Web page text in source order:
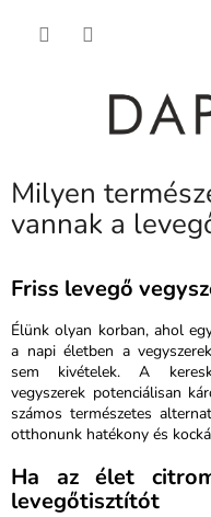
Milyen
vannak a
Friss levegő
Élünk olyan korban, ahol
a napi életben a
sem kivételek. A
vegyszerek potenciálisan
számos természetes
otthonunk hatékony és
Ha az élet
levegőtisztítót